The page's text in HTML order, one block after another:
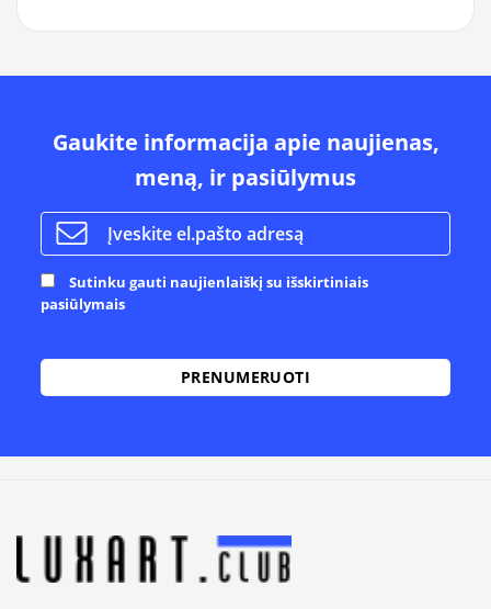
Gaukite informacija apie naujienas,
meną, ir pasiūlymus
Sutinku gauti naujienlaiškį su išskirtiniais
pasiūlymais